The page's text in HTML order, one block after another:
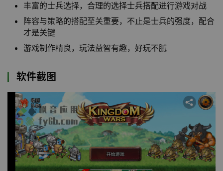
丰富的士兵选择，合理的选择士兵搭配进行游戏对战
阵容与策略的搭配至关重要，不止是士兵的强度，配合
才是关键
游戏制作精良，玩法益智有趣，好玩不腻
软件截图